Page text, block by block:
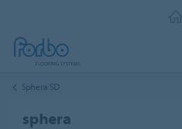
Sphera SD
sphera